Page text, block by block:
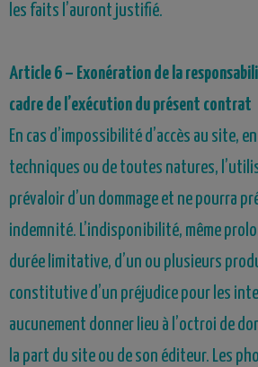
les faits l’auront justifié.
Article 6 – Exonération de la
cadre de l’exécution du présent contrat
En cas d’impossibilité d’accès au site,
techniques ou de toutes natures,
prévaloir d’un dommage et ne pourra
indemnité. L’indisponibilité, même
durée limitative, d’un ou plusieurs
constitutive d’un préjudice pour les
aucunement donner lieu à l’octroi de
la part du site ou de son éditeur. Les